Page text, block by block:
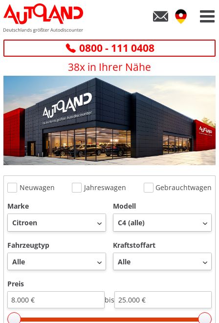
0800 - 111 0408
38x in Ihrer Nähe
Neuwagen Jahreswagen
Gebrauchtwagen
Marke
Modell
Fahrzeugtyp Kraftstoffart
Preis
bis